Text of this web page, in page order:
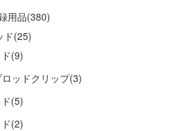
用品(380)
ド(25)
(9)
ッドクリップ(3)
(5)
(2)